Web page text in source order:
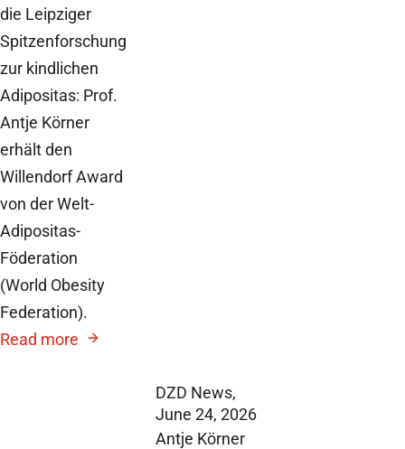
DZD News,
June 24, 2026
Antje Körner
die Leipziger
Spitzenforschung
zur kindlichen
Adipositas: Prof.
Antje Körner
erhält den
Willendorf Award
von der Welt-
Adipositas-
Föderation
(World Obesity
Federation).
Read more